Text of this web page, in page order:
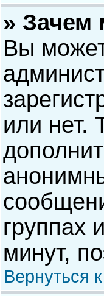
» Зачем
Вы
или нет.
группах
минут,
Вернуться